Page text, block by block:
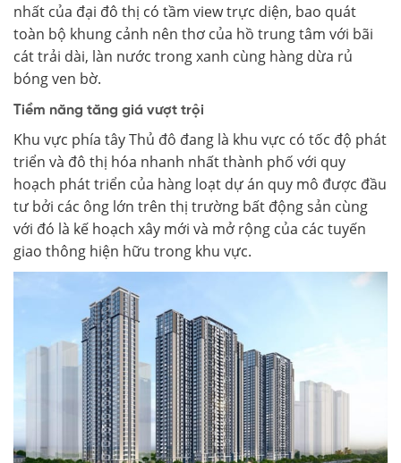
nhất của đại đô thị có tầm view trực diện, bao quát
toàn bộ khung cảnh nên thơ của hồ trung tâm với bãi
cát trải dài, làn nước trong xanh cùng hàng dừa rủ
bóng ven bờ.
Tiềm năng tăng giá vượt trội
Khu vực phía tây Thủ đô đang là khu vực có tốc độ phát
triển và đô thị hóa nhanh nhất thành phố với quy
hoạch phát triển của hàng loạt dự án quy mô được đầu
tư bởi các ông lớn trên thị trường bất động sản cùng
với đó là kế hoạch xây mới và mở rộng của các tuyến
giao thông hiện hữu trong khu vực.